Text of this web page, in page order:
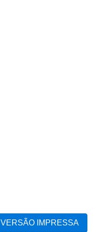
VERSÃO IMPRESSA